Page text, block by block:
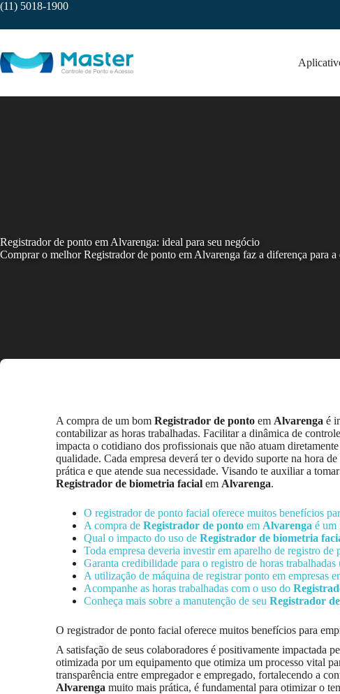
Skip
content
(11) 5018-1900
Registrador de ponto em Alvarenga: ideal para seu negócio
Comprar o melhor Registrador de ponto em Alvarenga faz a diferença para a
A compra de um bom Registrador de ponto em Alvarenga é
contabilizar as horas trabalhadas. Facilitar a dinâmica de
impacta o cotidiano dos profissionais que não atuam
qualidade. Cada empresa deverá ter o devido suporte na hora
prática e que atende sua necessidade. Visando te auxiliar a
Registrador de biometria facial em Alvarenga.
O registrador de ponto facial oferece muitos benefícios
A compra de Registrador de ponto em Alvarenga é um
Qual o impacto do uso de Registrador de biometria
Toda empresa deveria investir em aparelho de registro de
Garanta credibilidade para o registro de horas trabalhadas
A utilização de máquina de registrar ponto em empresas
Acompanhe as horas trabalhadas com o uso do
Conheça mais sobre a manutenção de seu Registrador
O registrador de ponto facial oferece muitos benefícios para
A satisfação de seus colaboradores é positivamente impactada
otimizada por um equipamento que otimiza um processo vital
transparência entre empregador e empregado, fortalecendo a
Alvarenga muito mais prática, é fundamental para otimizar o